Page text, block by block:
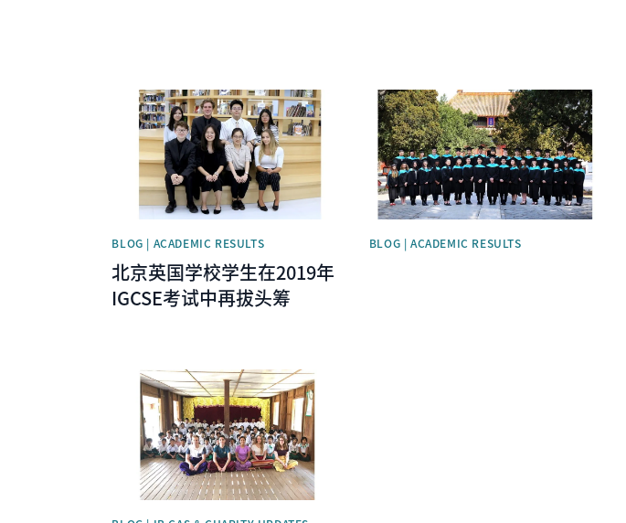
News image
BLOG | ACADEMIC RESULTS
北京英国学校学生在2019年
IGCSE考试中再拔头筹
News image
BLOG | ACADEMIC RESULTS
News image